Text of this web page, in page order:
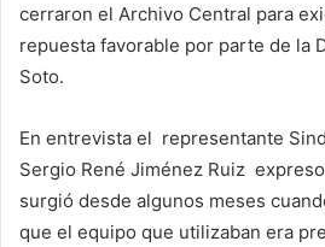
cerraron el Archivo Central para
repuesta favorable por parte de la
Soto.
En entrevista el representante
Sergio René Jiménez Ruiz
surgió desde algunos meses
que el equipo que utilizaban era